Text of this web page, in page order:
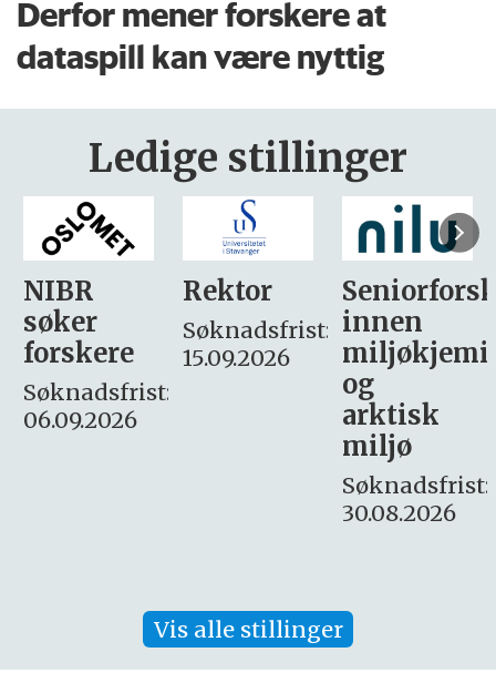
Derfor mener forskere at
dataspill kan være nyttig
Ledige stillinger
Rektor
Søknadsfrist:
15.09.2026
Seniorforsker
innen
miljøkjemi
søker
– fast
Søknadsfrist:
16. august.
Vis alle stillinger